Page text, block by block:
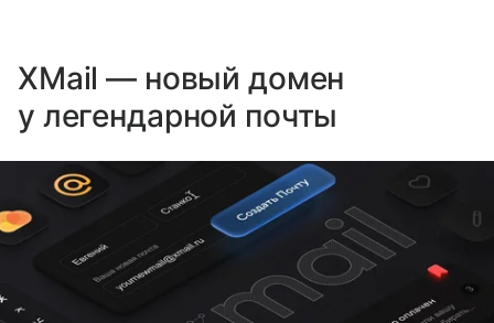
XMail — новый домен
у легендарной почты